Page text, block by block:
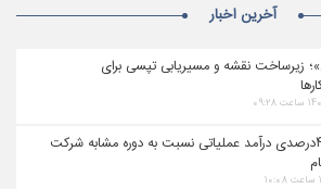
آخرین اخبار
زیرساخت نقشه و مسیریابی تپسی برای
رشد ۴۸درصدی درآمد عملیاتی نسبت به دوره مشابه شرکت